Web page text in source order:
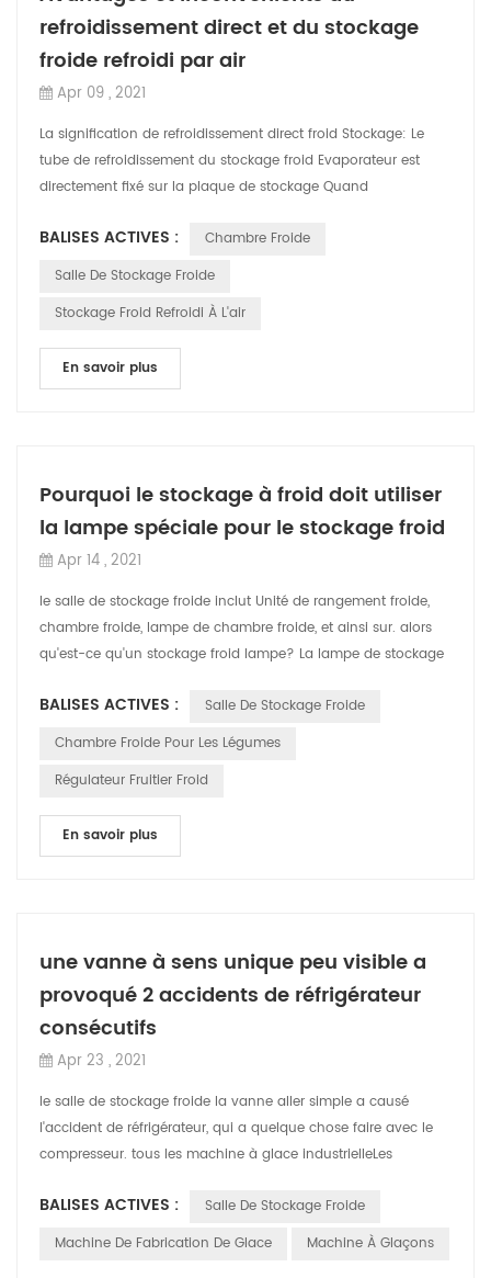
refroidissement direct et du stockage
froide refroidi par air
Apr 09 , 2021
La signification de refroidissement direct froid Stockage: Le
tube de refroidissement du stockage froid Evaporateur est
directement fixé sur la plaque de stockage Quand
BALISES ACTIVES :
Chambre Froide
Salle De Stockage Froide
Stockage Froid Refroidi À L'air
En savoir plus
Pourquoi le stockage à froid doit utiliser
la lampe spéciale pour le stockage froid
Apr 14 , 2021
le salle de stockage froide inclut Unité de rangement froide,
chambre froide, lampe de chambre froide, et ainsi sur. alors
qu'est-ce qu'un stockage froid lampe? La lampe de stockage
BALISES ACTIVES :
Salle De Stockage Froide
Chambre Froide Pour Les Légumes
Régulateur Fruitier Froid
En savoir plus
une vanne à sens unique peu visible a
provoqué 2 accidents de réfrigérateur
consécutifs
Apr 23 , 2021
le salle de stockage froide la vanne aller simple a causé
l'accident de réfrigérateur, qui a quelque chose faire avec le
compresseur. tous les machine à glace industrielleLes
BALISES ACTIVES :
Salle De Stockage Froide
Machine De Fabrication De Glace
Machine À Glaçons